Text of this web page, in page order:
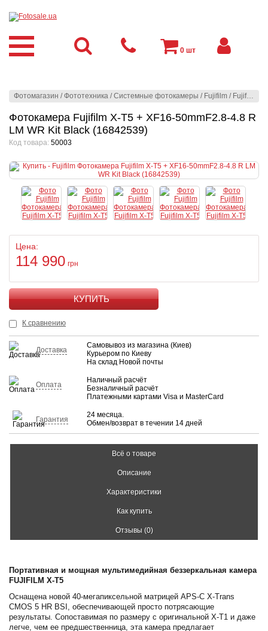
Фотомагазин /Фототехника /Системные фотокамеры / Fujifilm / Fujifilm
Фотокамера Fujifilm X-T5 + XF16-50mmF2.8-4.8 R
LM WR Kit Black (16842539)
Код товара: 50003
Цена:
114 990 грн
КУПИТЬ
К сравнению
Доставка
Самовывоз из магазина (Киев)
Курьером по Киеву
На склад Новой почты
Оплата
Наличный расчёт
Безналичный расчёт
Платежными картами Visa и MasterCard
Гарантия
24 месяца.
Обмен/возврат в течении 14 дней
Всё о товаре
Описание
Характеристики
Как купить
Отзывы (0)
Портативная и мощная мультимедийная беззеркальная камера
FUJIFILM X-T5
Оснащена новой 40-мегапиксельной матрицей APS-C X-Trans
CMOS 5 HR BSI, обеспечивающей просто потрясающие
результаты. Сопоставимая по размеру с оригинальной X-T1 и даже
легче, чем ее предшественница, эта камера предлагает
0 шт